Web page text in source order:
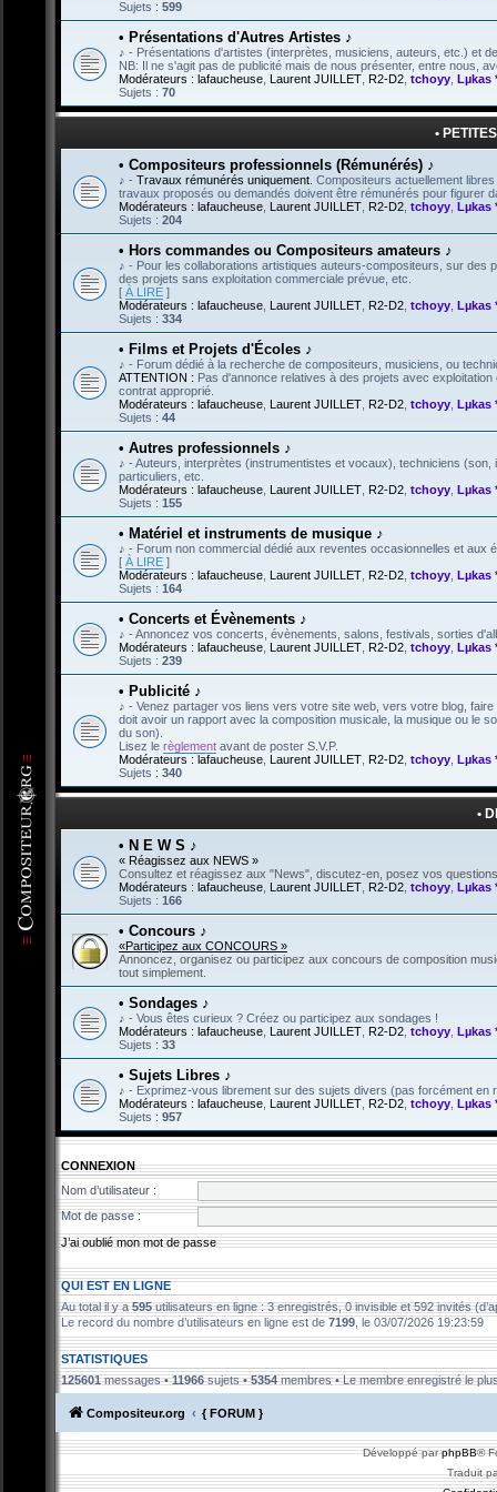
Sujets : 599
• Présentations d'Autres Artistes ♪
♪ - Présentations d'artistes (interprètes, musiciens, auteurs, etc.) et
NB: Il ne s'agit pas de publicité mais de nous présenter, entre nous,
Modérateurs : lafaucheuse Laurent JUILLET R2-D2 tchoyy Lµkas
Sujets : 70
•
• Compositeurs professionnels (Rémunérés) ♪
♪ - Travaux rémunérés uniquement. Compositeurs actuellement
travaux proposés ou demandés doivent être rémunérés pour figurer
Modérateurs : lafaucheuse Laurent JUILLET R2-D2 tchoyy Lµkas
Sujets : 204
• Hors commandes ou Compositeurs amateurs ♪
♪ - Pour les collaborations artistiques auteurs-compositeurs, sur
des projets sans exploitation commerciale prévue, etc.
[ À LIRE ]
Modérateurs : lafaucheuse Laurent JUILLET R2-D2 tchoyy Lµkas
Sujets : 334
• Films et Projets d'Écoles ♪
♪ - Forum dédié à la recherche de compositeurs, musiciens, ou
ATTENTION : Pas d'annonce relatives à des projets avec
contrat approprié.
Modérateurs : lafaucheuse Laurent JUILLET R2-D2 tchoyy Lµkas
Sujets : 44
• Autres professionnels ♪
♪ - Auteurs, interprètes (instrumentistes et vocaux), techniciens
particuliers, etc.
Modérateurs : lafaucheuse Laurent JUILLET R2-D2 tchoyy Lµkas
Sujets : 155
• Matériel et instruments de musique ♪
♪ - Forum non commercial dédié aux reventes occasionnelles et
[ À LIRE ]
Modérateurs : lafaucheuse Laurent JUILLET R2-D2 tchoyy Lµkas
Sujets : 164
• Concerts et Évènements ♪
♪ - Annoncez vos concerts, évènements, salons, festivals, sorties
Modérateurs : lafaucheuse Laurent JUILLET R2-D2 tchoyy Lµkas
Sujets : 239
• Publicité ♪
♪ - Venez partager vos liens vers votre site web, vers votre blog,
doit avoir un rapport avec la composition musicale, la musique ou le
du son).
Lisez le règlement avant de poster S.V.P.
Modérateurs : lafaucheuse Laurent JUILLET R2-D2 tchoyy Lµkas
Sujets : 340
•
• N E W S ♪
« Réagissez aux NEWS »
Consultez et réagissez aux "News", discutez-en, posez vos
Modérateurs : lafaucheuse Laurent JUILLET R2-D2 tchoyy Lµkas
Sujets : 166
• Concours ♪
«Participez aux CONCOURS »
Annoncez, organisez ou participez aux concours de composition
tout simplement.
• Sondages ♪
♪ - Vous êtes curieux ? Créez ou participez aux sondages !
Modérateurs : lafaucheuse Laurent JUILLET R2-D2 tchoyy Lµkas
Sujets : 33
• Sujets Libres ♪
♪ - Exprimez-vous librement sur des sujets divers (pas forcément en
Modérateurs : lafaucheuse Laurent JUILLET R2-D2 tchoyy Lµkas
Sujets : 957
CONNEXION
Nom d’utilisateur :
Mot de passe :
J’ai oublié mon mot de passe
QUI EST EN LIGNE
Au total il y a595utilisateurs en ligne : 3 enregistrés, 0 invisible et 592 invités
Le record du nombre d’utilisateurs en ligne est de 7199 , le 03/07/2026 19:23:59
STATISTIQUES
125601messages •11966sujets •5354membres • Le membre enregistré le
Compositeur.org { FORUM }
Développé parphpBB®
Traduit